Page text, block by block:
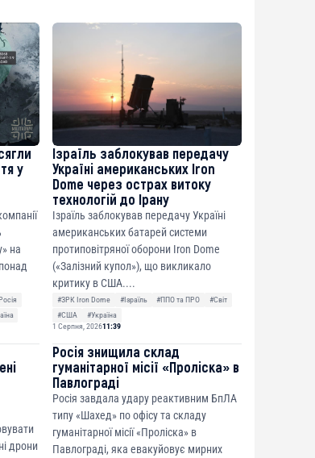
у
на
Ізраїль заблокував передачу
Україні американських Iron
Dome через острах витоку
технологій до Ірану
Ізраїль заблокував передачу Україні
американських батарей системи
протиповітряної оборони Iron Dome
(«Залізний купол»), що викликало
критику в США....
#ЗРК Iron Dome #Ізраїль #ППО та ПРО
#Світ
#США
#Україна
1 Серпня, 202611:39
дрони
Росія знищила склад
гуманітарної місії «Проліска» в
Павлограді
Росія завдала удару реактивним БпЛА
типу «Шахед» по офісу та складу
гуманітарної місії «Проліска» в
Павлограді, яка евакуйовує мирних